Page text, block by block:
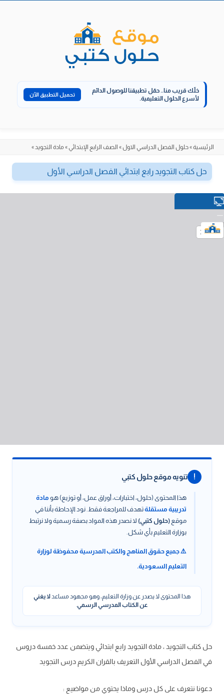
خلّك قريب منا.. حمّل تطبيقنا للوصول الدائم
لأسرع الحلول التعليمية.
تحميل التطبيق الآن
الرئيسية»حلول الفصل الدراسي الاول» الصف الرابع الإبتدائي» مادة التجويد»
حل كتاب التجويد رابع ابتدائي الفصل الدراسي الأول
! تنويه موقع حلول كتبي
هذا المحتوى (حلول، اختبارات، أوراق عمل، أو توزيع) هو مادة
تدريبية مستقلةتهدف للمراجعة فقط. نود الإحاطة بأننا في
موقع (حلول كتبي) لا نصدر هذه المواد بصفة رسمية ولا نرتبط
بوزارة التعليم بأي شكل.
⚠️ جميع حقوق المناهج والكتب المدرسية محفوظة لوزارة
التعليم السعودية.
هذا المحتوى لا يصدر عن وزارة التعليم، وهو مجهود مساعدلا يغني
عن الكتاب المدرسي الرسمي.
حل كتاب التجويد ، مادة التجويد رابع ابتدائي ويتضمن عدد خمسة دروس
في الفصل الدراسي الأول التعريف بالقران الكريم درس التجويد
دعونا نتعرف على كل درس وماذا يحتوي من مواضيع :